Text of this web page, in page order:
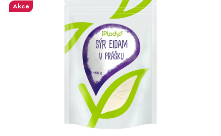
EKO DROGERIE A KOSMETIKA
Akce